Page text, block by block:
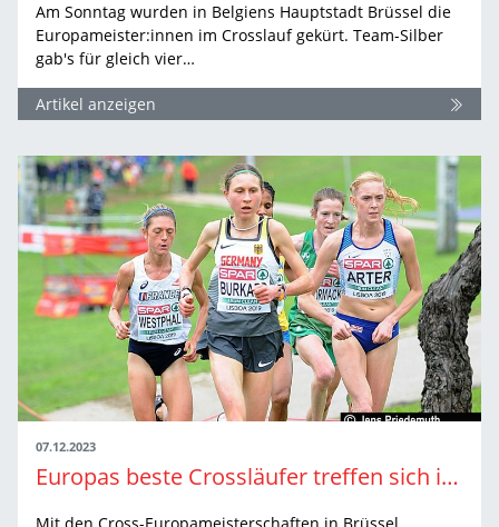
Am Sonntag wurden in Belgiens Hauptstadt Brüssel die
Europameister:innen im Crosslauf gekürt. Team-Silber
gab's für gleich vier…
Artikel anzeigen
07.12.2023
Europas beste Crossläufer treffen sich in Brüssel